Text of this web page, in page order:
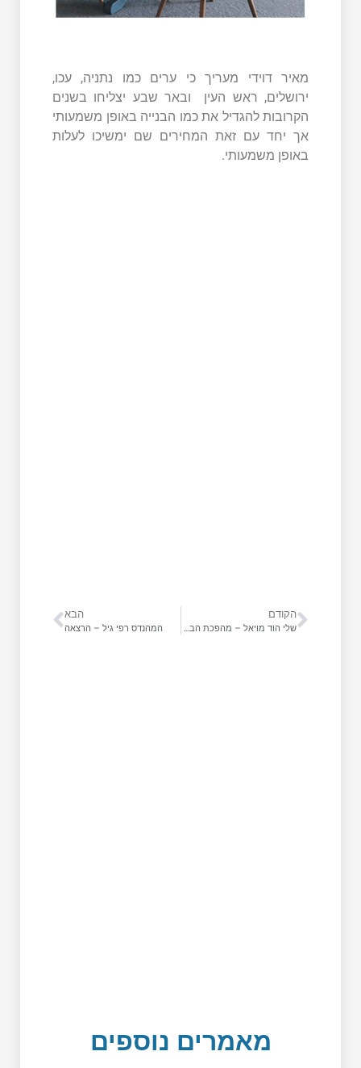
מאיר דוידי מעריך כי ערים כמו נתניה, עכו,
ירושלים, ראש העין ובאר שבע יצליחו בשנים
הקרובות להגדיל את כמו הבנייה באופן משמעותי
אך יחד עם זאת המחירים שם ימשיכו לעלות
באופן משמעותי.
הקודם
שלי הוד מויאל – מהפכת הבלוקצ׳יין
הבא
המהנדס רפי גיל – הרצאה
מאמרים נוספים